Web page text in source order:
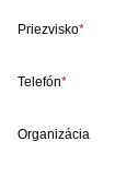
Priezvisko
Telefón
Organizácia